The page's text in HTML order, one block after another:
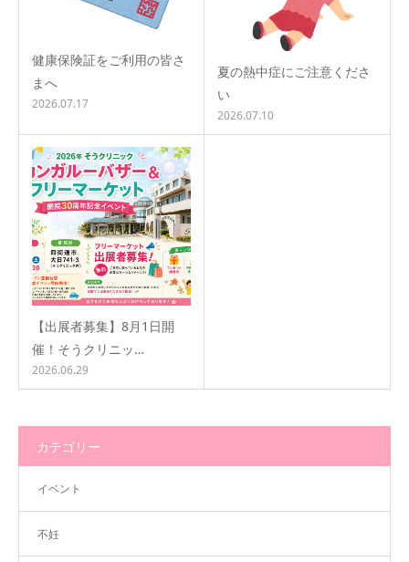
健康保険証をご利用の皆さ
まへ
2026.07.17
夏の熱中症にご注意くださ
い
2026.07.10
【出展者募集】8月1日開
催！そうクリニッ…
2026.06.29
カテゴリー
イベント
不妊